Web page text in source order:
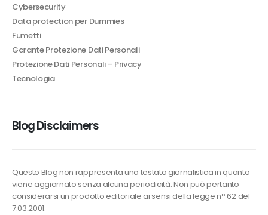
Cybersecurity
Data protection per Dummies
Fumetti
Garante Protezione Dati Personali
Protezione Dati Personali – Privacy
Tecnologia
Blog Disclaimers
Questo Blog non rappresenta una testata giornalistica in quanto
viene aggiornato senza alcuna periodicità. Non può pertanto
considerarsi un prodotto editoriale ai sensi della legge n° 62 del
7.03.2001.